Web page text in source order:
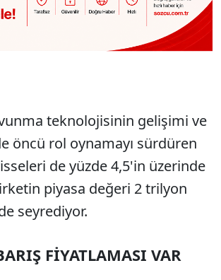
teknolojisinin gelişimi ve
öncü rol oynamayı sürdüren
de yüzde 4,5'in üzerinde
piyasa değeri 2 trilyon
seyrediyor.
FİYATLAMASI VAR